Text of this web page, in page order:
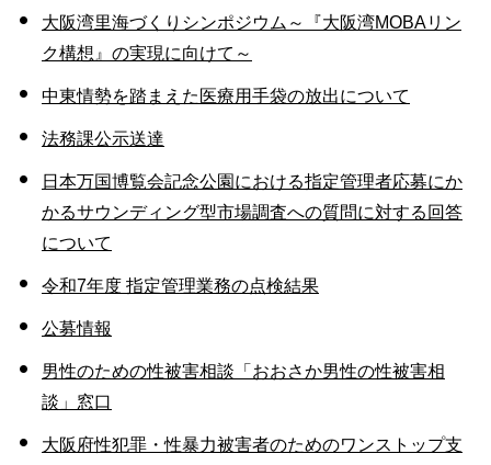
大阪湾里海づくりシンポジウム～『大阪湾MOBAリン
ク構想』の実現に向けて～
中東情勢を踏まえた医療用手袋の放出について
法務課公示送達
日本万国博覧会記念公園における指定管理者応募にか
かるサウンディング型市場調査への質問に対する回答
について
令和7年度 指定管理業務の点検結果
公募情報
男性のための性被害相談「おおさか男性の性被害相
談」窓口
大阪府性犯罪・性暴力被害者のためのワンストップ支